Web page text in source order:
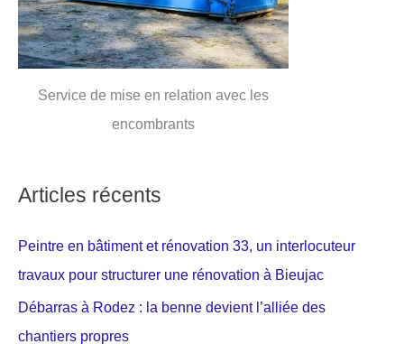
Service de mise en relation avec les
encombrants
Articles récents
Peintre en bâtiment et rénovation 33, un interlocuteur
travaux pour structurer une rénovation à Bieujac
Débarras à Rodez : la benne devient l’alliée des
chantiers propres